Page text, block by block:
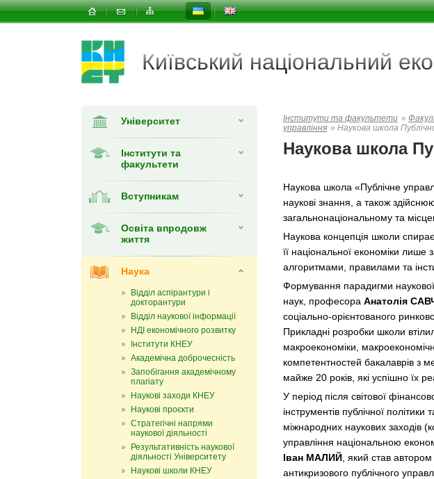
Київський національний
Університет
Інститути та
факультети
Вступникам
Освіта впродовж
життя
Наука
Відділ аспірантури і
докторантури
Відділ наукової інформації
НДІ економічного розвитку
Інститути КНЕУ
Академічна доброчесність
Запобігання академічному
плагіату
Наукові заходи КНЕУ
Наукові проєкти
Стратегічні напрями
наукової діяльності
Результативність наукової
діяльності Університету
Наукові школи КНЕУ
Інститути та факультети »
управління » Наукова школа
Наукова школа
Наукова школа «Публічне
наукові знання, а також
загальнонаціональному та
Наукова концепція школи
її національної економіки лише
алгоритмами, правилами та
Формування парадигми
наук, професора Анатолія
соціально-орієнтованого
Прикладні розробки школи
макроекономіки,
компетентностей бакалаврів з
майже 20 років, які успішно їх
У період після світової
інструментів публічної
міжнародних наукових заходів
управління національною
Іван МАЛИЙ , який став
антикризового публічного